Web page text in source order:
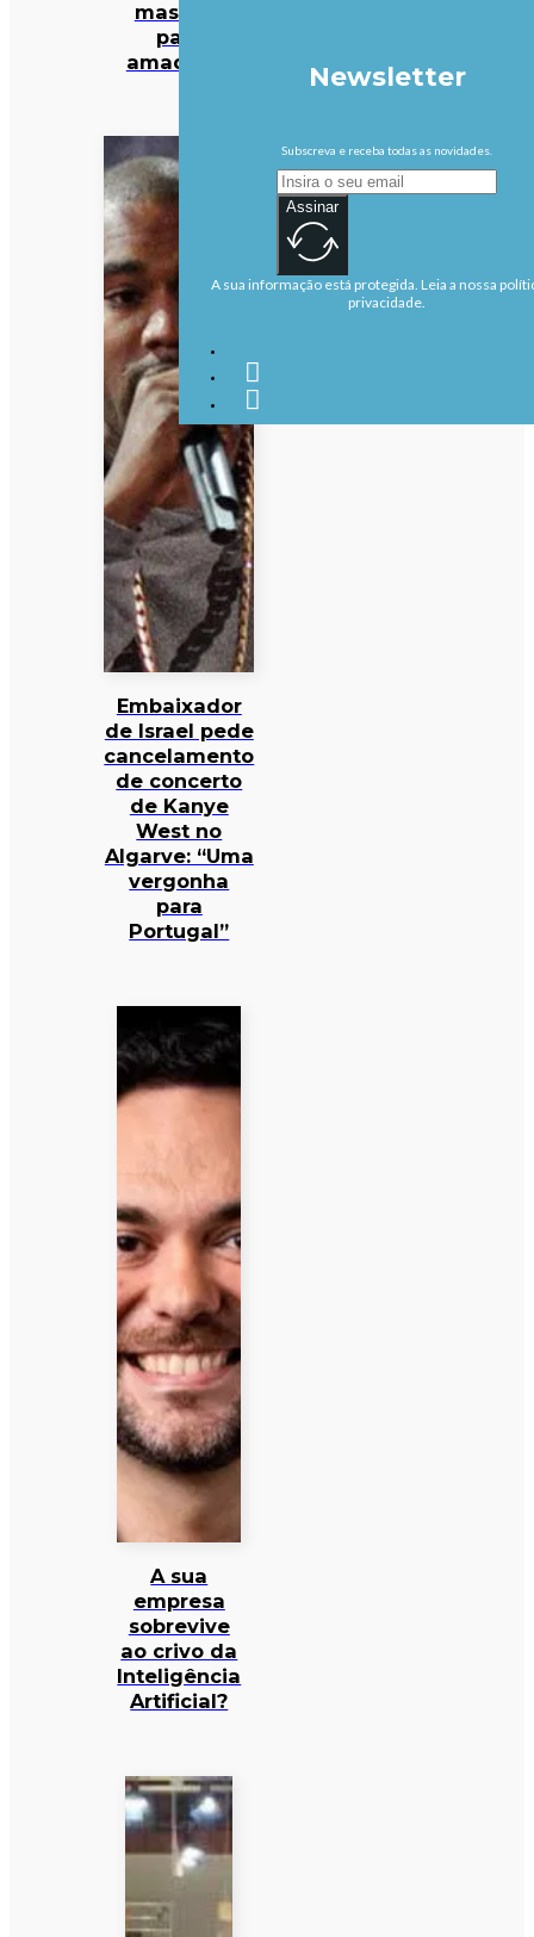
mas não
para
amadores
Embaixador
de Israel pede
cancelamento
de concerto
de Kanye
West no
Algarve: “Uma
vergonha
para
Portugal”
A sua
empresa
sobrevive
ao crivo da
Inteligência
Artificial?
Newsletter
Subscreva e receba todas as novidades.
Assinar
A sua informação está protegida. Leia a nossa
privacidade.